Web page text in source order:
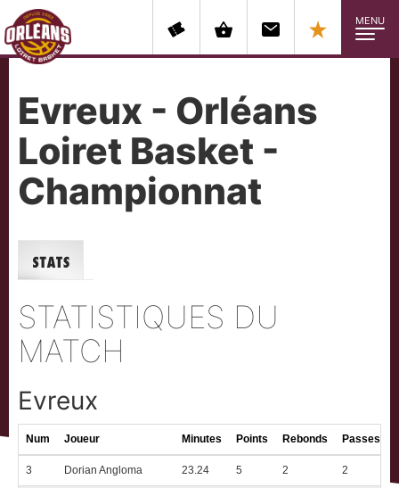
MENU
Evreux - Orléans
Loiret Basket -
Championnat
STATISTIQUES DU
MATCH
Evreux
Num Joueur Minutes Points Rebonds Passes
3 Dorian Angloma 23.24 5 2 2